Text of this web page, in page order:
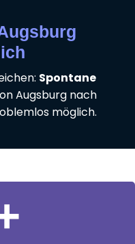
Spontane
Augsburg nach
möglich.